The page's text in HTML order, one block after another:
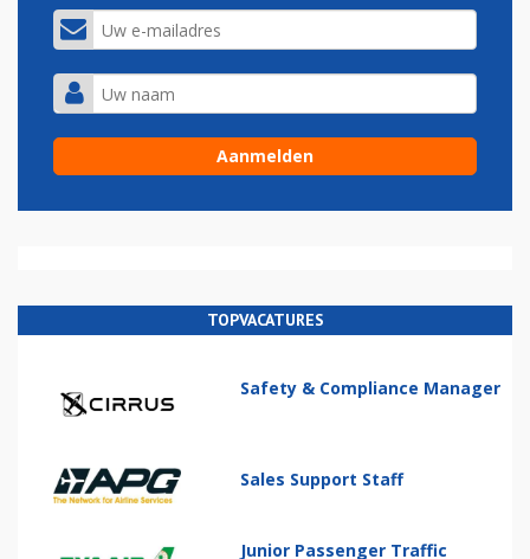
TOPVACATURES
Safety & Compliance Manager
Sales Support Staff
Junior Passenger Traffic